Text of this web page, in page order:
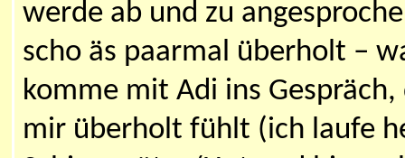
werde ab und zu
scho äs paarmal überholt –
komme mit Adi ins
mir überholt fühlt (ich laufe